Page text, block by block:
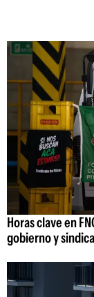
Horas clave en
gobierno y